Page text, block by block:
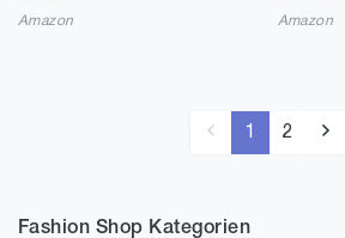
Amazon Amazon
1 2
Fashion Shop Kategorien